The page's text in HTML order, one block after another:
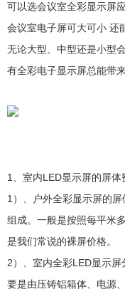
可以选会议室全彩显示屏
会议室电子屏可大可小 还
无论大型、中型还是小型
有全彩电子显示屏总能带
1、室内LED显示屏的屏体
1）、户外全彩显示屏的
组成。一般是按照每平米
是我们常说的裸屏价格。
2）、室内全彩LED显示
要是由压铸铝箱体、电源